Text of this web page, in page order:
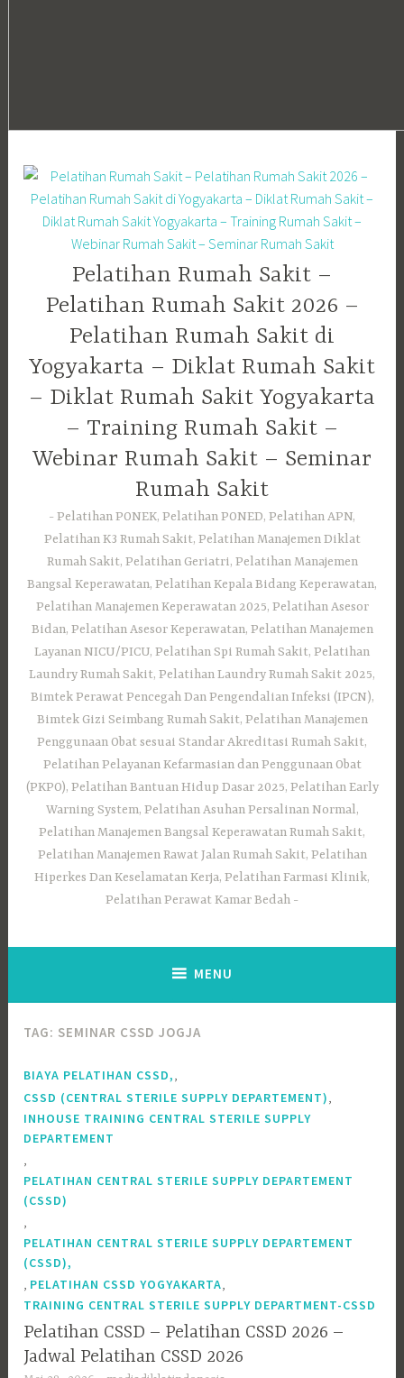
Pelatihan Rumah Sakit –
Pelatihan Rumah Sakit 2026 –
Pelatihan Rumah Sakit di
Yogyakarta – Diklat Rumah Sakit
– Diklat Rumah Sakit Yogyakarta
– Training Rumah Sakit –
Webinar Rumah Sakit – Seminar
Rumah Sakit
Pelatihan PONEK, Pelatihan PONED, Pelatihan APN,
Pelatihan K3 Rumah Sakit, Pelatihan Manajemen Diklat
Rumah Sakit, Pelatihan Geriatri, Pelatihan Manajemen
Bangsal Keperawatan, Pelatihan Kepala Bidang Keperawatan,
Pelatihan Manajemen Keperawatan 2025, Pelatihan Asesor
Bidan, Pelatihan Asesor Keperawatan, Pelatihan Manajemen
Layanan NICU/PICU, Pelatihan Spi Rumah Sakit, Pelatihan
Laundry Rumah Sakit, Pelatihan Laundry Rumah Sakit 2025,
Bimtek Perawat Pencegah Dan Pengendalian Infeksi (IPCN),
Bimtek Gizi Seimbang Rumah Sakit, Pelatihan Manajemen
Penggunaan Obat sesuai Standar Akreditasi Rumah Sakit,
Pelatihan Pelayanan Kefarmasian dan Penggunaan Obat
(PKPO), Pelatihan Bantuan Hidup Dasar 2025, Pelatihan Early
Warning System, Pelatihan Asuhan Persalinan Normal,
Pelatihan Manajemen Bangsal Keperawatan Rumah Sakit,
Pelatihan Manajemen Rawat Jalan Rumah Sakit, Pelatihan
Hiperkes Dan Keselamatan Kerja, Pelatihan Farmasi Klinik,
Pelatihan Perawat Kamar Bedah
MENU
TAG: SEMINAR CSSD JOGJA
BIAYA PELATIHAN CSSD,
CSSD (CENTRAL STERILE SUPPLY DEPARTEMENT)
INHOUSE TRAINING CENTRAL STERILE SUPPLY
DEPARTEMENT
PELATIHAN CENTRAL STERILE SUPPLY DEPARTEMENT
(CSSD)
PELATIHAN CENTRAL STERILE SUPPLY DEPARTEMENT
(CSSD),
PELATIHAN CSSD YOGYAKARTA
TRAINING CENTRAL STERILE SUPPLY DEPARTMENT-CSSD
Pelatihan CSSD – Pelatihan CSSD 2026 –
Jadwal Pelatihan CSSD 2026